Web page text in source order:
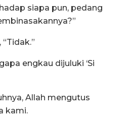
siapa pun, pedang
engkau dijuluki ‘Si
Allah mengutus
kami.